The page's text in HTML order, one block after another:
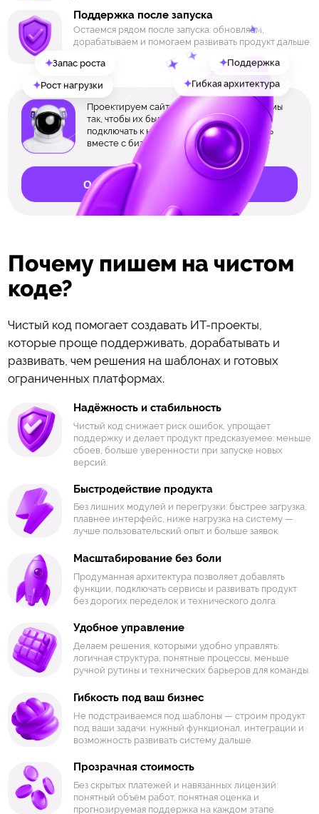
Поддержка после запуска
Остаемся рядом после запуска: обновляем,
дорабатываем и помогаем развивать продукт дальше.
✦Чистый код ✦Гибкая архитектура
✦Рост нагрузки
✦Поддержка
✦Запас роста
Проектируем сайты, приложения и системы
так, чтобы их было проще дорабатывать,
подключать к новым сервисам и развивать
вместе с бизнесом.
Обсудить развитие продукта
Почему пишем на чистом
коде?
Чистый код помогает создавать ИТ-проекты,
которые проще поддерживать, дорабатывать и
развивать, чем решения на шаблонах и готовых
ограниченных платформах.
Надёжность и стабильность
Чистый код снижает риск ошибок, упрощает
поддержку и делает продукт предсказуемее: меньше
сбоев, больше уверенности при запуске новых
версий.
Быстродействие продукта
Без лишних модулей и перегрузки: быстрее загрузка,
плавнее интерфейс, ниже нагрузка на систему —
лучше пользовательский опыт и больше заявок.
Масштабирование без боли
Продуманная архитектура позволяет добавлять
функции, подключать сервисы и развивать продукт
без дорогих переделок и технического долга.
Удобное управление
Делаем решения, которыми удобно управлять:
логичная структура, понятные процессы, меньше
ручной рутины и технических барьеров для команды.
Гибкость под ваш бизнес
Не подстраиваемся под шаблоны — строим продукт
под ваши задачи: нужный функционал, интеграции и
возможность развивать систему дальше.
Прозрачная стоимость
Без скрытых платежей и навязанных лицензий:
понятный объём работ, понятная оценка и
прогнозируемая поддержка на каждом этапе.